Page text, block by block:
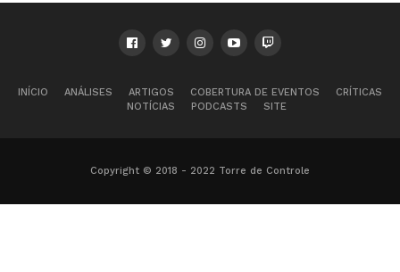
INÍCIO ANÁLISES ARTIGOS COBERTURA DE EVENTOS
CRÍTICAS
NOTÍCIAS
PODCASTS SITE
Copyright © 2018 - 2022 Torre de Controle